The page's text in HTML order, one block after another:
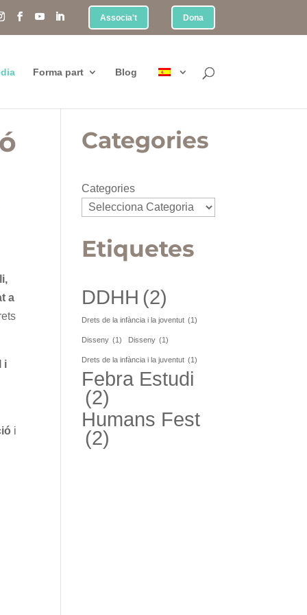
Associa't Dona
Forma part Blog
a
i
i
Categories
Categories
Etiquetes
DDHH (2)
Drets de la infància i la joventut (1)
Disseny (1) Disseny (1)
Drets de la infància i la juventut (1)
Febra Estudi
(2)
Humans Fest
(2)